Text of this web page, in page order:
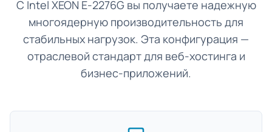
С Intel XEON E-2276G вы получаете надежную
многоядерную производительность для
стабильных нагрузок. Эта конфигурация —
отраслевой стандарт для веб-хостинга и
бизнес-приложений.